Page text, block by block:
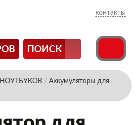
контакты
ПОИСК
/ Аккумуляторы для